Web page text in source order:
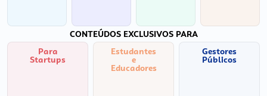
CONTEÚDOS EXCLUSIVOS PARA
Para
Startups
Estudantes
e
Educadores
Gestores
Públicos